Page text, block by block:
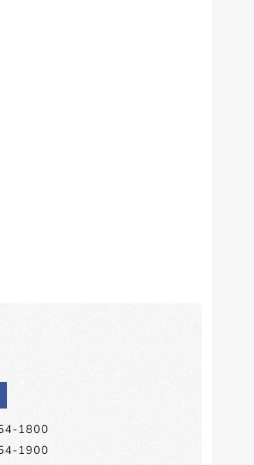
1800
1900